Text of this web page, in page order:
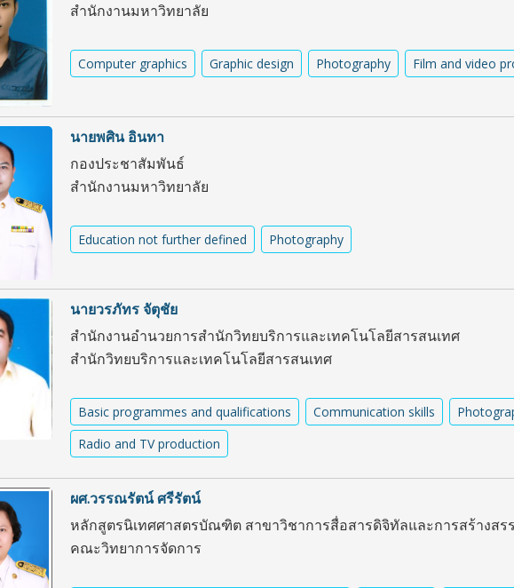
สำนักงานมหาวิทยาลัย
Computer graphics Graphic design Photography Film and video
นายพศิน อินทา
กองประชาสัมพันธ์
สำนักงานมหาวิทยาลัย
Education not further defined Photography
นายวรภัทร จัตุชัย
สำนักงานอำนวยการสำนักวิทยบริการและเทคโนโลยีสารสนเทศ
สำนักวิทยบริการและเทคโนโลยีสารสนเทศ
Basic programmes and qualifications Communication skills
Radio and TV production
ผศ.วรรณรัตน์ ศรีรัตน์
หลักสูตรนิเทศศาสตรบัณฑิต สาขาวิชาการสื่อสารดิจิทัลและการสร้างสร
คณะวิทยาการจัดการ